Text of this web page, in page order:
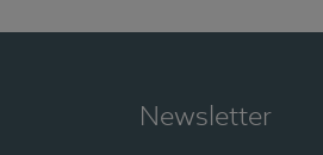
Newsletter